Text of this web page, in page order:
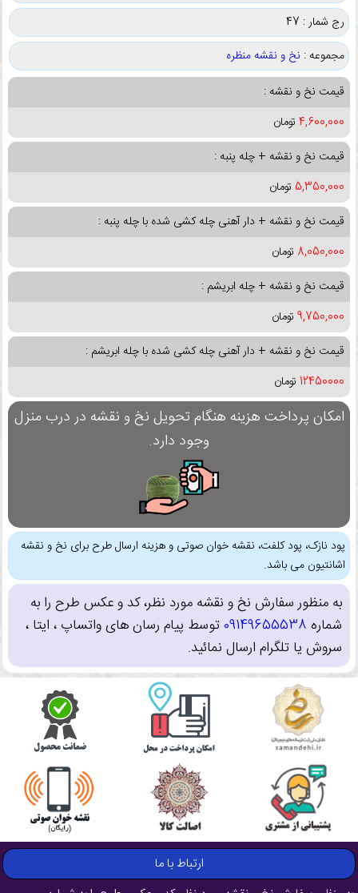
رج شمار : 47
مجموعه : نخ و نقشه منظره
قیمت نخ و نقشه :
4,600,000 تومان
قیمت نخ و نقشه + چله پنبه :
5,350,000 تومان
قیمت نخ و نقشه + دار آهنی چله کشی شده با چله پنبه :
8,050,000 تومان
قیمت نخ و نقشه + چله ابریشم :
9,750,000 تومان
قیمت نخ و نقشه + دار آهنی چله کشی شده با چله ابریشم :
12450000 تومان
امکان پرداخت هزینه هنگام تحویل نخ و نقشه در درب منزل
وجود دارد.
پود نازک، پود کلفت، نقشه خوان صوتی و هزینه ارسال طرح برای نخ و نقشه
اشانتیون می باشد.
به منظور سفارش نخ و نقشه مورد نظر، کد و عکس طرح را به
شماره 09149655538توسط پیام رسان های واتساپ ، ایتا ،
سروش یا تلگرام ارسال نمائید.
ارتباط با ما